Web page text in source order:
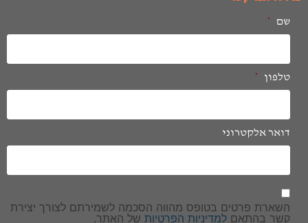
שם *
טלפון *
דואר אלקטרוני
השארת פרטים בטופס מהווה הסכמה לשמירתם לצורך יצירת
קשר בהתאם למדיניות הפרטיות של האתר.